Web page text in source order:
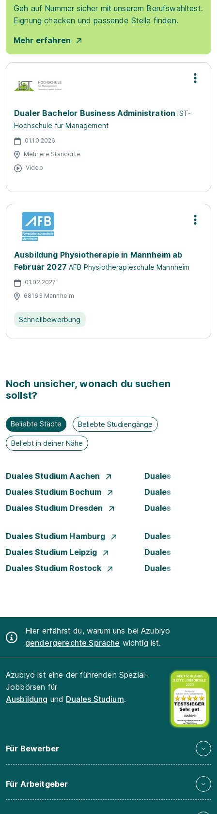
Geh auf Nummer sicher mit unserem Berufswahltest.
Eignung checken und passende Stelle finden.
Mehr erfahren
Dualer Bachelor Business Administration IST-
Hochschule für Management
01.10.2026
Mehrere Standorte
Video
Ausbildung Physiotherapie in Mannheim ab
Februar 2027 AFB Physiotherapieschule Mannheim
01.02.2027
68163 Mannheim
Schnellbewerbung
Noch unsicher, wonach du suchen
sollst?
Beliebte Städte Beliebte Studiengänge
Beliebt in deiner Nähe
Duales Studium Aachen
Duales Studium
Duales Studium Bochum
Duales Studium
Duales Studium Dresden
Duales Studium
Duales Studium Hamburg
Duales Studium
Duales Studium Leipzig
Duales Studium
Duales Studium Rostock
Duales Studium
Hier erfährst du, warum uns bei Azubiyo
gendergerechte Sprache wichtig ist.
Azubiyo ist eine der führenden Spezial-
Jobbörsen für
Ausbildung und Duales Studium.
Für Bewerber
Für Arbeitgeber